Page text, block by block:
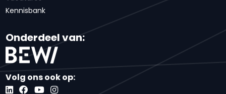
Kennisbank
Onderdeel van:
Volg ons ook op: